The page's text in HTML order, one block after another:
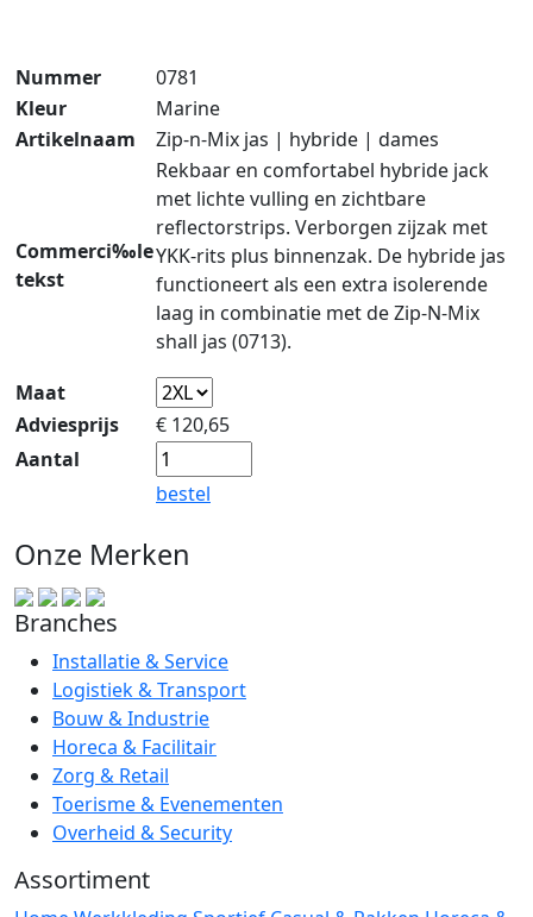
Nummer
0781
Kleur
Marine
Artikelnaam
Zip-n-Mix jas | hybride | dames
Commerci‰le
tekst
Rekbaar en comfortabel hybride jack
met lichte vulling en zichtbare
reflectorstrips. Verborgen zijzak met
YKK-rits plus binnenzak. De hybride jas
functioneert als een extra isolerende
laag in combinatie met de Zip-N-Mix
shall jas (0713).
Maat
Adviesprijs
€ 120,65
Aantal
bestel
Onze Merken
Branches
Installatie & Service
Logistiek & Transport
Bouw & Industrie
Horeca & Facilitair
Zorg & Retail
Toerisme & Evenementen
Overheid & Security
Assortiment